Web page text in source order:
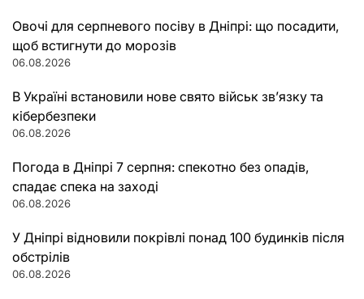
Овочі для серпневого посіву в Дніпрі: що посадити,
щоб встигнути до морозів
06.08.2026
В Україні встановили нове свято військ зв’язку та
кібербезпеки
06.08.2026
Погода в Дніпрі 7 серпня: спекотно без опадів,
спадає спека на заході
06.08.2026
У Дніпрі відновили покрівлі понад 100 будинків після
обстрілів
06.08.2026